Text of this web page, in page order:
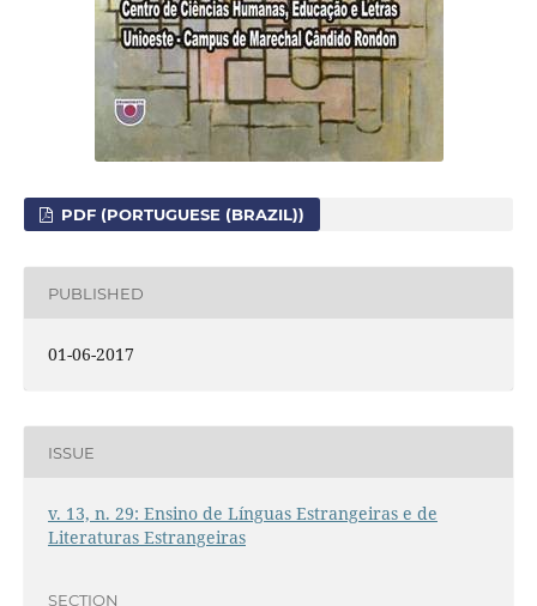
PDF (PORTUGUESE (BRAZIL))
PUBLISHED
01-06-2017
ISSUE
v. 13, n. 29: Ensino de Línguas Estrangeiras e de
Literaturas Estrangeiras
SECTION